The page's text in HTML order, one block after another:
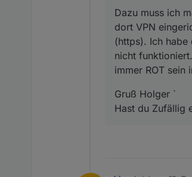
Dazu muss ich
dort VPN
(https). Ich habe
nicht
immer ROT sein
Gruß Holger `
Hast du Zufällig